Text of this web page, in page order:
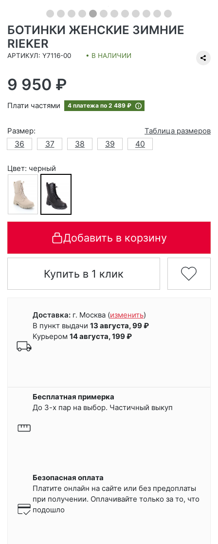
БОТИНКИ ЖЕНСКИЕ ЗИМНИЕ
RIEKER
АРТИКУЛ: Y7116-00 • В НАЛИЧИИ
9 950 ₽
Плати частями 4 платежа по 2 489 ₽
Размер:
Таблица размеров
36
37 38 39 40
Цвет: черный
Добавить в корзину
Купить в 1 клик
Доставка: г. Москва (изменить)
В пункт выдачи 13 августа, 99 ₽
Курьером 14 августа, 199 ₽
Бесплатная примерка
До 3-х пар на выбор. Частичный выкуп
Безопасная оплата
Платите онлайн на сайте или без предоплаты
при получении. Оплачивайте только за то, что
подошло